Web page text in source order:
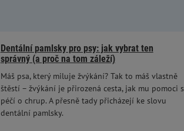
Dentální pamlsky pro psy: jak vybrat ten
správný (a proč na tom záleží)
Máš psa, který miluje žvýkání? Tak to máš vlastně
štěstí – žvýkání je přirozená cesta, jak mu pomoci s
péčí o chrup. A přesně tady přicházejí ke slovu
dentální pamlsky.